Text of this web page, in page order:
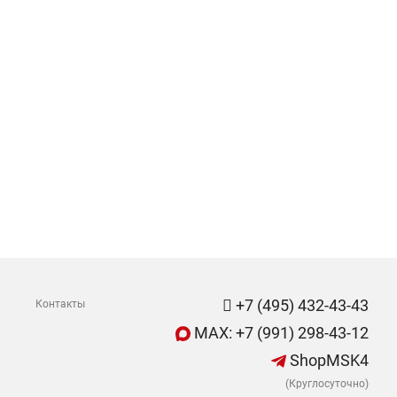
Контакты
+7 (495) 432-43-43
MAX: +7 (991) 298-43-12
ShopMSK4
(Круглосуточно)